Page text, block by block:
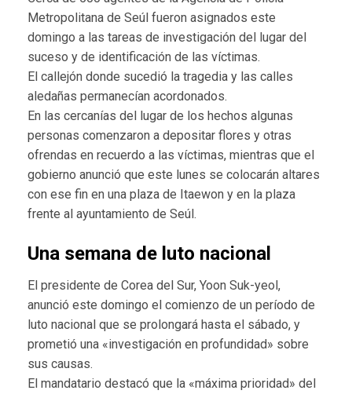
Metropolitana de Seúl fueron asignados este
domingo a las tareas de investigación del lugar del
suceso y de identificación de las víctimas.
El callejón donde sucedió la tragedia y las calles
aledañas permanecían acordonados.
En las cercanías del lugar de los hechos algunas
personas comenzaron a depositar flores y otras
ofrendas en recuerdo a las víctimas, mientras que el
gobierno anunció que este lunes se colocarán altares
con ese fin en una plaza de Itaewon y en la plaza
frente al ayuntamiento de Seúl.
Una semana de luto nacional
El presidente de Corea del Sur, Yoon Suk-yeol,
anunció este domingo el comienzo de un período de
luto nacional que se prolongará hasta el sábado, y
prometió una «investigación en profundidad» sobre
sus causas.
El mandatario destacó que la «máxima prioridad» del